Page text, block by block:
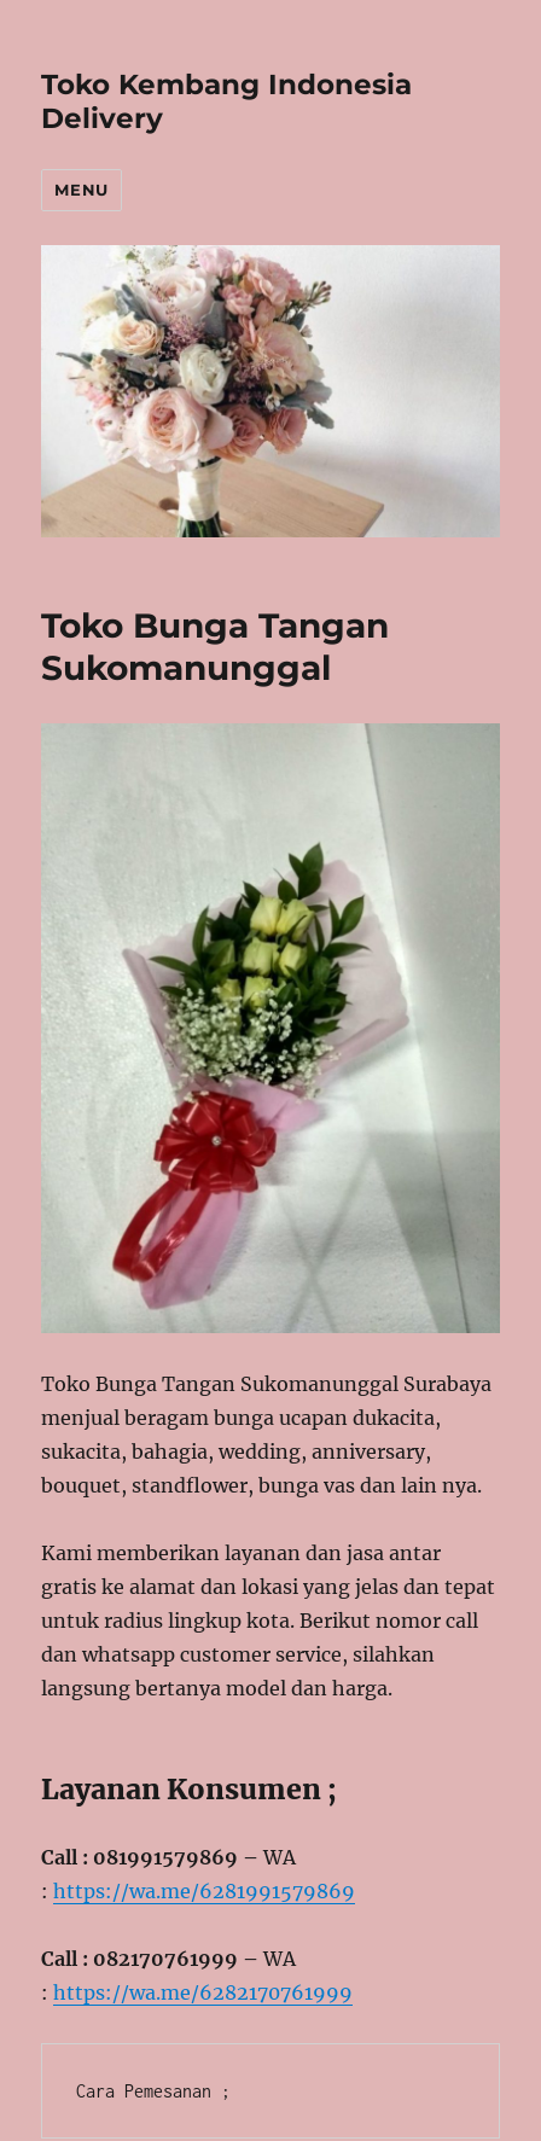
Toko Kembang Indonesia
Delivery
MENU
Toko Bunga Tangan
Sukomanunggal
Toko Bunga Tangan Sukomanunggal Surabaya
menjual beragam bunga ucapan dukacita,
sukacita, bahagia, wedding, anniversary,
bouquet, standflower, bunga vas dan lain nya.
Kami memberikan layanan dan jasa antar
gratis ke alamat dan lokasi yang jelas dan tepat
untuk radius lingkup kota. Berikut nomor call
dan whatsapp customer service, silahkan
langsung bertanya model dan harga.
Layanan Konsumen ;
Call : 081991579869 –WA
:https://wa.me/6281991579869
Call : 082170761999 –WA
:https://wa.me/6282170761999
Cara Pemesanan ;